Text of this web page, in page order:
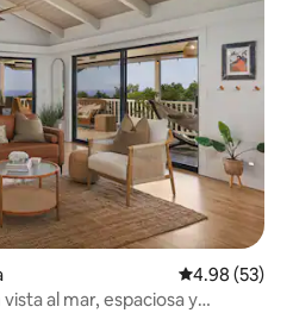
Calificación
4.98 (53)
al mar, espaciosa y